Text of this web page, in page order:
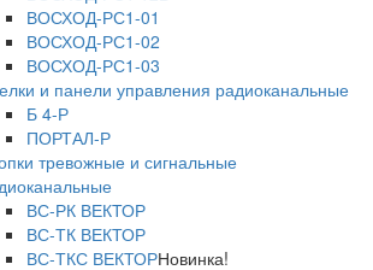
ВОСХОД-РС1-01
ВОСХОД-РС1-02
ВОСХОД-РС1-03
и панели управления радиоканальные
Б 4-Р
ПОРТАЛ-Р
тревожные и сигнальные
ВС-РК ВЕКТОР
ВС-ТК ВЕКТОР
ВС-ТКС ВЕКТОРНовинка!